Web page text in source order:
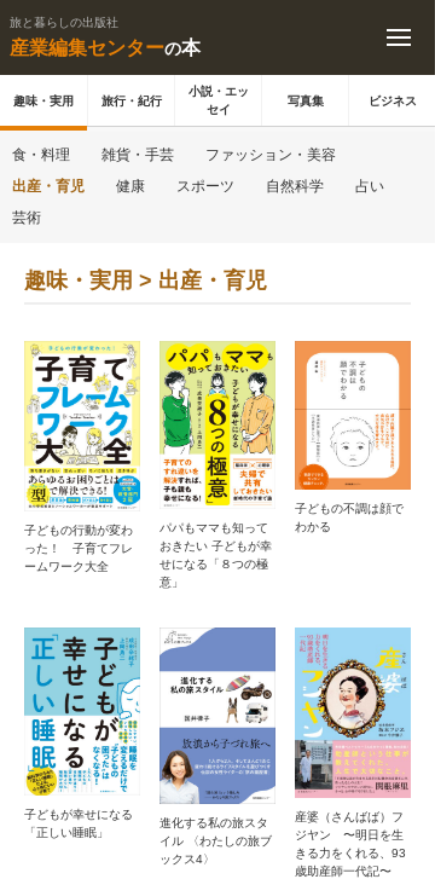
旅と暮らしの出版社
産業編集センターの本
趣味・実用 旅行・紀行
小説・エッ
セイ
写真集 ビジネス
食・料理 雑貨・手芸
ファッション・美容
出産・育児
健康 スポーツ 自然科学
占い
芸術
趣味・実用 > 出産・育児
子どもの行動が変わ
った！ 子育てフレ
ームワーク大全
パパもママも知って
おきたい 子どもが幸
せになる「８つの極
意」
子どもの不調は顔で
わかる
子どもが幸せになる
「正しい睡眠」
進化する私の旅スタ
イル 〈わたしの旅ブ
ックス4〉
産婆（さんばば）フ
ジヤン 〜明日を生
きる力をくれる、93
歳助産師一代記〜